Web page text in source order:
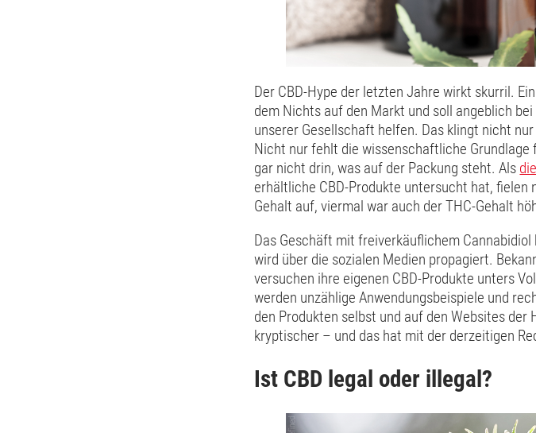
Der CBD-Hype der letzten Jahre wirkt skurril.
dem Nichts auf den Markt und soll angeblich
unserer Gesellschaft helfen. Das klingt nicht
Nicht nur fehlt die wissenschaftliche
gar nicht drin, was auf der Packung steht. Als
erhältliche CBD-Produkte untersucht hat, fielen
Gehalt auf, viermal war auch der THC-Gehalt
Das Geschäft mit freiverkäuflichem
wird über die sozialen Medien propagiert.
versuchen ihre eigenen CBD-Produkte unters
werden unzählige Anwendungsbeispiele und
den Produkten selbst und auf den Websites
kryptischer – und das hat mit der derzeitigen
Ist CBD legal oder illegal?